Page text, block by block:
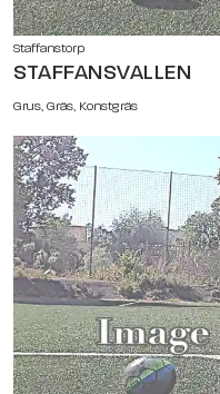
Staffanstorp
STAFFANSVALLEN
Grus, Gräs, Konstgräs